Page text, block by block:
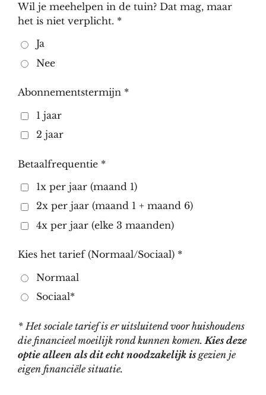
Wil je meehelpen in de tuin? Dat mag, maar
het is niet verplicht. *
Ja
Nee
Abonnementstermijn *
1 jaar
2 jaar
Betaalfrequentie *
1x per jaar (maand 1)
2x per jaar (maand 1 + maand 6)
4x per jaar (elke 3 maanden)
Kies het tarief (Normaal/Sociaal) *
Normaal
Sociaal*
* Het sociale tarief is er uitsluitend voor huishoudens
die financieel moeilijk rond kunnen komen. Kies deze
optie alleen als dit echt noodzakelijk is gezien je
eigen financiële situatie.